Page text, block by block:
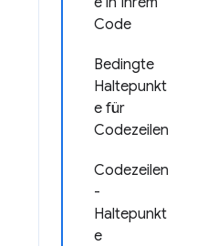
Code
Bedingte
Haltepunkt
e für
Codezeilen
Codezeilen
-
Haltepunkt
e